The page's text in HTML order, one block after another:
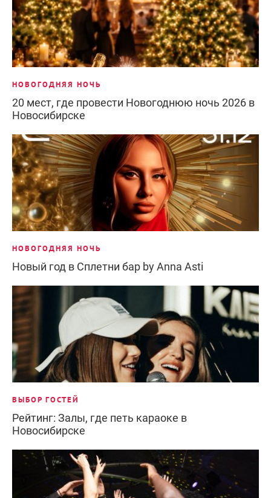
НОВОГОДНЯЯ НОЧЬ
20 мест, где провести Новогоднюю ночь 2026 в
Новосибирске
НОВОГОДНЯЯ НОЧЬ
Новый год в Сплетни бар by Anna Asti
ВЫБОР ГОСТЕЙ
Рейтинг: Залы, где петь караоке в
Новосибирске